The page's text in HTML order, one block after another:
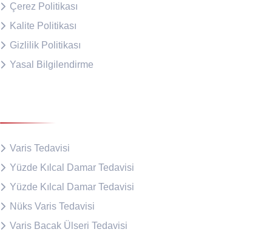
Çerez Politikası
Kalite Politikası
Gizlilik Politikası
Yasal Bilgilendirme
Varis Tedavisi
Yüzde Kılcal Damar Tedavisi
Yüzde Kılcal Damar Tedavisi
Nüks Varis Tedavisi
Varis Bacak Ülseri Tedavisi